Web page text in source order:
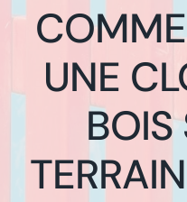
UNE
BOIS